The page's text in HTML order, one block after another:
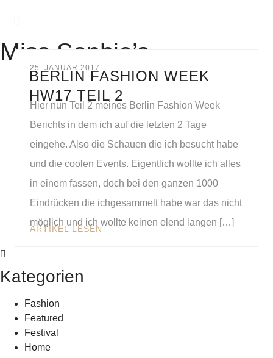
Miss Sophie’s
25. JANUAR 2017
BERLIN FASHION WEEK
HW17 TEIL 2
Hier nun Teil 2 meines Berlin Fashion Week
Berichts in dem ich auf die letzten 2 Tage
eingehe. Also die Schauen die ich besucht habe
und die coolen Events. Eigentlich wollte ich alles
in einem fassen, doch bei den ganzen 1000
Eindrücken die ichgesammelt habe war das nicht
möglich und ich wollte keinen elend langen […]
ARTIKEL LESEN
Kategorien
Fashion
Featured
Festival
Home